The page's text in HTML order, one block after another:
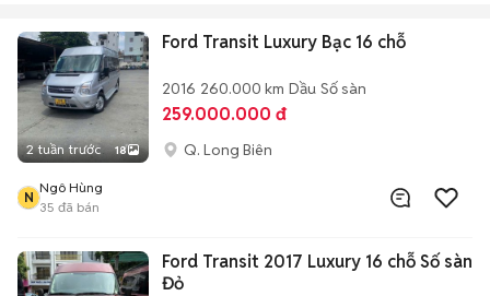
2 tuần trước 18
Ford Transit Luxury Bạc 16 chỗ
2016 260.000 km Dầu Số sàn
259.000.000 đ
Q. Long Biên
N
Ngô Hùng
35 đã bán
Ford Transit 2017 Luxury 16 chỗ Số sàn
Đỏ